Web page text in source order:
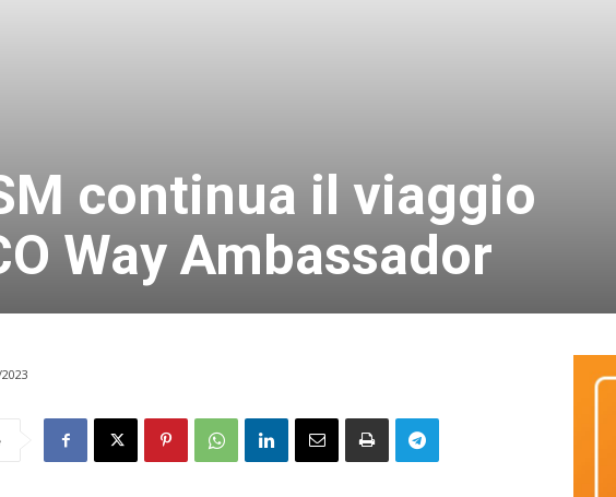
continua il viaggio
Way Ambassador